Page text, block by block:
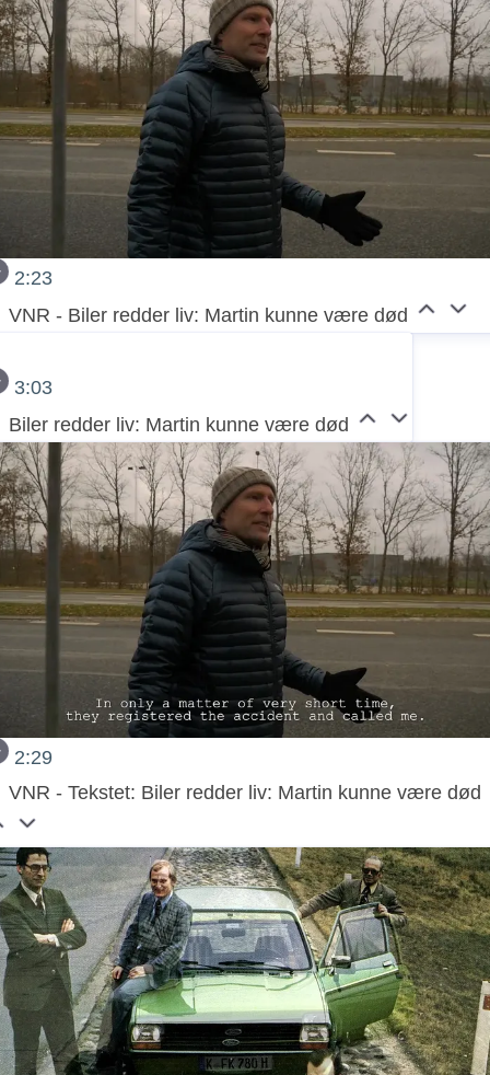
2:23
VNR - Biler redder liv: Martin kunne være død
3:03
Biler redder liv: Martin kunne være død
2:29
VNR - Tekstet: Biler redder liv: Martin kunne være død